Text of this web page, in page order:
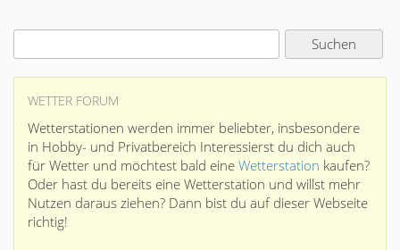
WETTER FORUM
Wetterstationen werden immer beliebter, insbesondere
in Hobby- und Privatbereich Interessierst du dich auch
für Wetter und möchtest bald eine Wetterstation kaufen?
Oder hast du bereits eine Wetterstation und willst mehr
Nutzen daraus ziehen? Dann bist du auf dieser Webseite
richtig!